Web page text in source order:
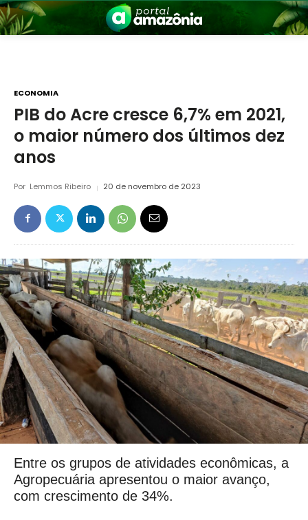
Amazônia
ECONOMIA
PIB do Acre cresce 6,7% em 2021,
o maior número dos últimos dez
anos
Por Lemmos Ribeiro 20 de novembro de 2023
Entre os grupos de atividades econômicas, a
Agropecuária apresentou o maior avanço,
com crescimento de 34%.